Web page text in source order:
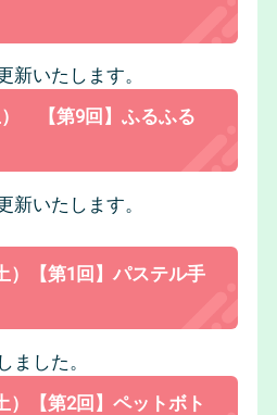
新いたします。
【第9回】ふるふる
新いたします。
）【第1回】パステル手
ました。
）【第2回】ペットボト